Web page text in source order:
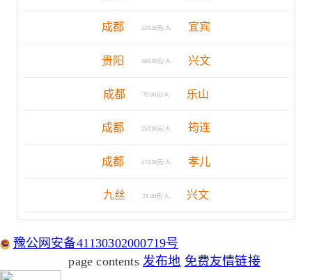
成都 130.00元/人 宜宾
贵阳 180.00元/人 兴文
成都 70.00元/人 乐山
成都 150.00元/人 筠连
成都 170.00元/人 孝儿
九丝 25.00元/人 兴文
豫公网安备41130302000719号
page contents 发布地 免费友情链接